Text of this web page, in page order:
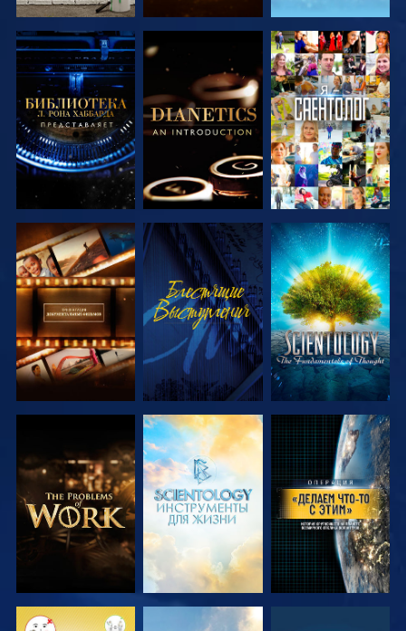
СМОТРЕТЬ
ПЕРЕДАЧИ
СМОТРЕТЬ
ПЕРЕДАЧИ
СМОТРЕТЬ
СМОТРЕТЬ
ПЕРЕДАЧИ
СМОТРЕТЬ
СМОТРЕТЬ
ПЕРЕДАЧИ
СМОТРЕТЬ
ПЕРЕДАЧИ
СМОТРЕТЬ
ПЕРЕДАЧИ
СМОТРЕТЬ